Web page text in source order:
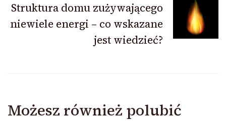
Struktura domu zużywającego
niewiele energi – co wskazane
jest wiedzieć?
Możesz również polubić